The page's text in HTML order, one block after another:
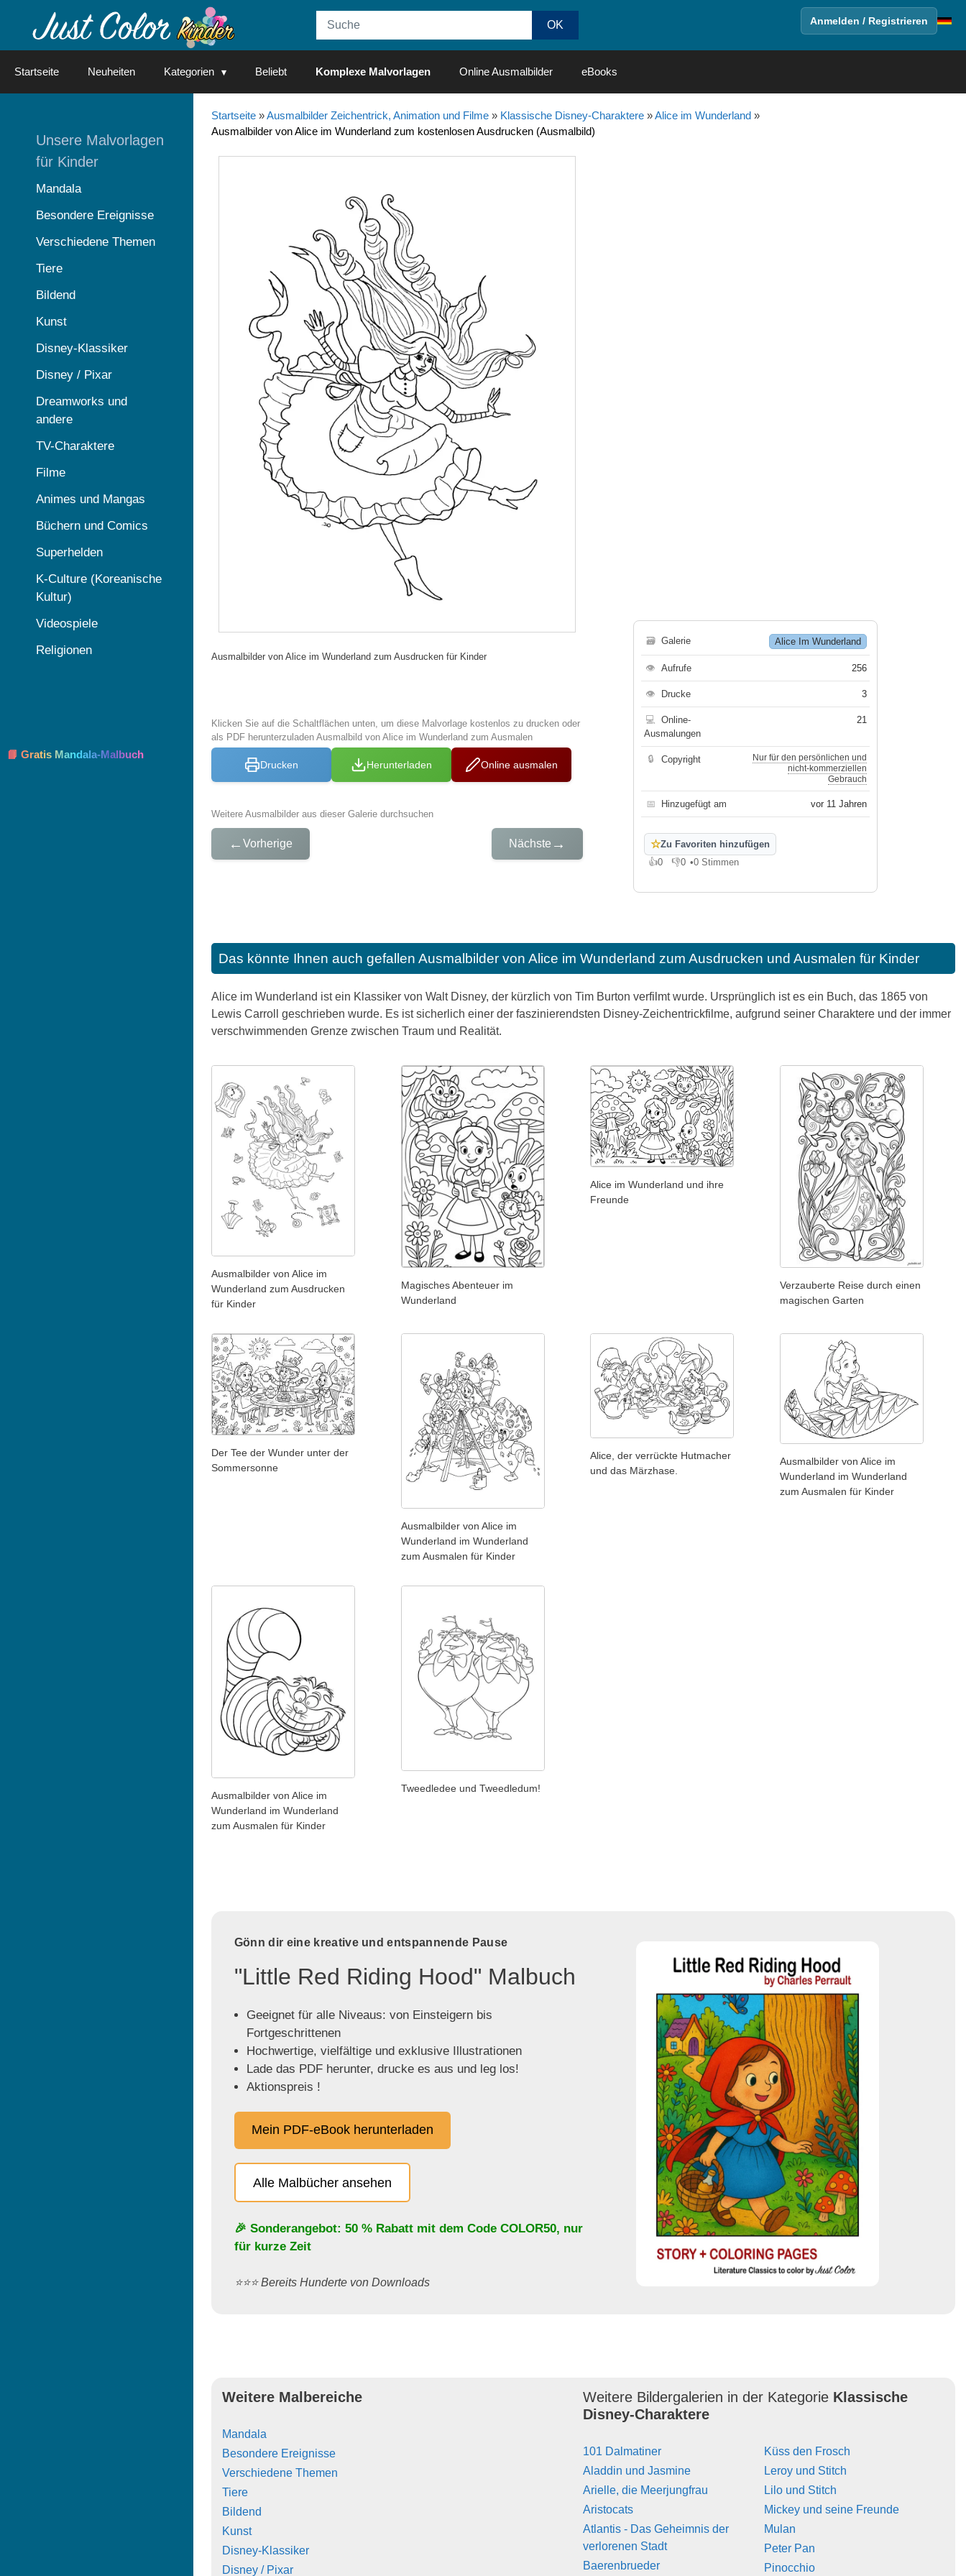
Anmelden / Registrieren
Startseite Neuheiten Kategorien Beliebt Komplexe Malvorlagen Online Ausmalbilder eBooks
Startseite»Ausmalbilder Zeichentrick, Animation und Filme» Klassische Disney-Charaktere»Alice im Wunderland»
Ausmalbilder von Alice im Wunderland zum kostenlosen Ausdrucken (Ausmalbild)
Ausmalbilder von Alice im Wunderland zum Ausdrucken für Kinder
Klicken Sie auf die Schaltflächen unten, um diese Malvorlage kostenlos zu drucken oder
als PDF herunterzuladen Ausmalbild von Alice im Wunderland zum Ausmalen
Drucken Herunterladen Online ausmalen
Weitere Ausmalbilder aus dieser Galerie durchsuchen
← Vorherige Nächste →
🗃 Galerie Alice Im Wunderland
👁 Aufrufe 256
👁 Drucke 3
💻
Online-
Ausmalungen
21
🔒 Copyright
Nur für den persönlichen und
nicht-kommerziellen
Gebrauch
📅 Hinzugefügt am vor 11 Jahren
☆Zu Favoriten hinzufügen
👍0
Gefällt mir
👎0
Gefällt mir nicht
•0 Stimmen
Das könnte Ihnen auch gefallen Ausmalbilder von Alice im Wunderland zum Ausdrucken und Ausmalen für Kinder
Alice im Wunderland ist ein Klassiker von Walt Disney, der kürzlich von Tim Burton verfilmt wurde. Ursprünglich ist es ein Buch, das 1865 von
Lewis Carroll geschrieben wurde. Es ist sicherlich einer der faszinierendsten Disney-Zeichentrickfilme, aufgrund seiner Charaktere und der immer
verschwimmenden Grenze zwischen Traum und Realität.
Ausmalbilder von Alice im
Wunderland zum Ausdrucken
für Kinder
Magisches Abenteuer im
Wunderland
Alice im Wunderland und ihre
Freunde
Verzauberte Reise durch einen
magischen Garten
Der Tee der Wunder unter der
Sommersonne
Ausmalbilder von Alice im
Wunderland im Wunderland
zum Ausmalen für Kinder
Alice, der verrückte Hutmacher
und das Märzhase.
Ausmalbilder von Alice im
Wunderland im Wunderland
zum Ausmalen für Kinder
Ausmalbilder von Alice im
Wunderland im Wunderland
zum Ausmalen für Kinder
Tweedledee und Tweedledum!
Gönn dir eine kreative und entspannende Pause
"Little Red Riding Hood" Malbuch
Geeignet für alle Niveaus: von Einsteigern bis
Fortgeschrittenen
Hochwertige, vielfältige und exklusive Illustrationen
Lade das PDF herunter, drucke es aus und leg los!
Aktionspreis !
Mein PDF-eBook herunterladen
Alle Malbücher ansehen
🎉 Sonderangebot: 50 % Rabatt mit dem Code COLOR50, nur
für kurze Zeit
⭐️⭐️⭐️ Bereits Hunderte von Downloads
Weitere Malbereiche
Mandala
Besondere Ereignisse
Verschiedene Themen
Tiere
Bildend
Kunst
Disney-Klassiker
Disney / Pixar
Weitere Bildergalerien in der Kategorie Klassische
Disney-Charaktere
101 Dalmatiner
Aladdin und Jasmine
Arielle, die Meerjungfrau
Aristocats
Atlantis - Das Geheimnis der
verlorenen Stadt
Baerenbrueder
Küss den Frosch
Leroy und Stitch
Lilo und Stitch
Mickey und seine Freunde
Mulan
Peter Pan
Pinocchio
Unsere Malvorlagen
für Kinder
Mandala
Besondere Ereignisse
Verschiedene Themen
Tiere
Bildend
Kunst
Disney-Klassiker
Disney / Pixar
Dreamworks und
andere
TV-Charaktere
Filme
Animes und Mangas
Büchern und Comics
Superhelden
K-Culture (Koreanische
Kultur)
Videospiele
Religionen
📘 Gratis Mandala-Malbuch